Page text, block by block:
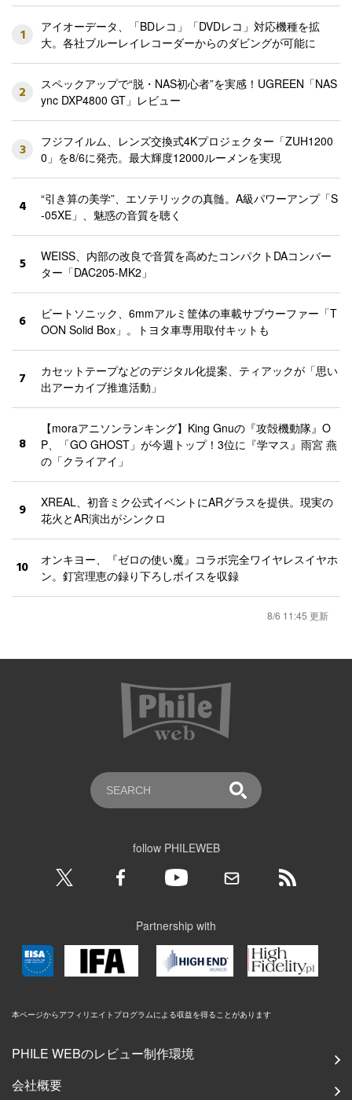
1
アイオーデータ、「BDレコ」「DVDレコ」対応機種を拡
大。各社ブルーレイレコーダーからのダビングが可能に
2
スペックアップで“脱・NAS初心者”を実感！UGREEN「NAS
ync DXP4800 GT」レビュー
3
フジフイルム、レンズ交換式4Kプロジェクター「ZUH1200
0」を8/6に発売。最大輝度12000ルーメンを実現
4
“引き算の美学”、エソテリックの真髄。A級パワーアンプ「S
-05XE」、魅惑の音質を聴く
5
WEISS、内部の改良で音質を高めたコンパクトDAコンバー
ター「DAC205-MK2」
6
ビートソニック、6mmアルミ筐体の車載サブウーファー「T
OON Solid Box」。トヨタ車専用取付キットも
7
カセットテープなどのデジタル化提案、ティアックが「思い
出アーカイブ推進活動」
8
【moraアニソンランキング】King Gnuの『攻殻機動隊』O
P、「GO GHOST」が今週トップ！3位に『学マス』雨宮 燕
の「クライアイ」
9
XREAL、初音ミク公式イベントにARグラスを提供。現実の
花火とAR演出がシンクロ
10
オンキヨー、『ゼロの使い魔』コラボ完全ワイヤレスイヤホ
ン。釘宮理恵の録り下ろしボイスを収録
8/6 11:45 更新
follow PHILEWEB
Partnership with
本ページからアフィリエイトプログラムによる収益を得ることがあります
PHILE WEBのレビュー制作環境
会社概要